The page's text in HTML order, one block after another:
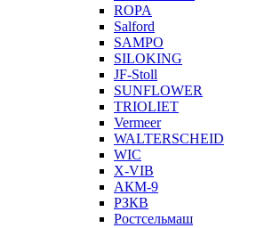
ROPA
Salford
SAMPO
SILOKING
JF-Stoll
SUNFLOWER
TRIOLIET
Vermeer
WALTERSCHEID
WIC
X-VIB
АКМ-9
РЗКВ
Ростсельмаш